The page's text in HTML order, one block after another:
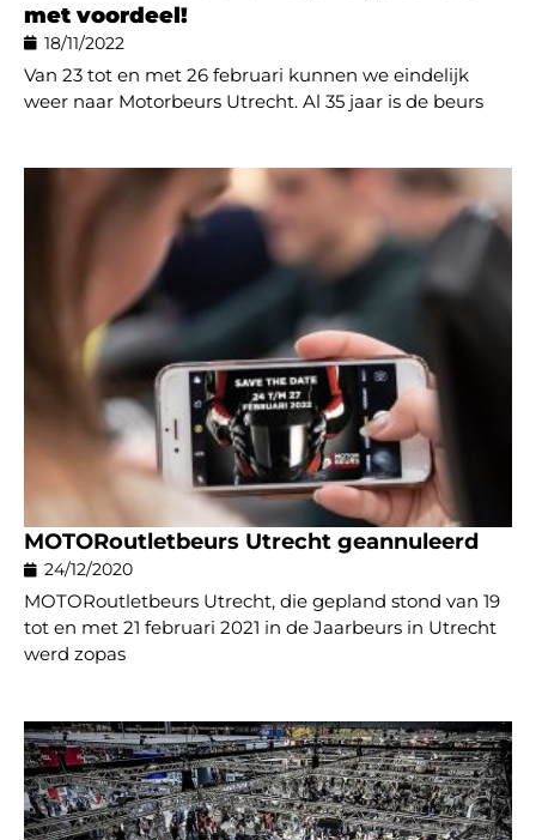
met voordeel!
18/11/2022
Van 23 tot en met 26 februari kunnen we eindelijk
weer naar Motorbeurs Utrecht. Al 35 jaar is de beurs
MOTORoutletbeurs Utrecht geannuleerd
24/12/2020
MOTORoutletbeurs Utrecht, die gepland stond van 19
tot en met 21 februari 2021 in de Jaarbeurs in Utrecht
werd zopas